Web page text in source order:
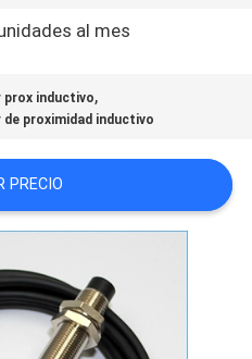
al mes
inductivo,
proximidad inductivo
PRECIO